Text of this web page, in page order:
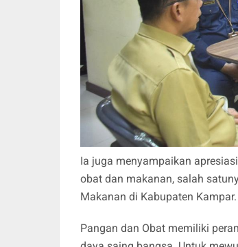
Ia juga menyampaikan
obat dan makanan, salah
Makanan di Kabupaten Kampar.
Pangan dan Obat memiliki